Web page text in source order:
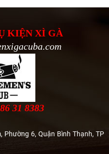
KIỆN XÌ GÀ
31 8383
Phường 6, Quận Bình Thạnh, TP